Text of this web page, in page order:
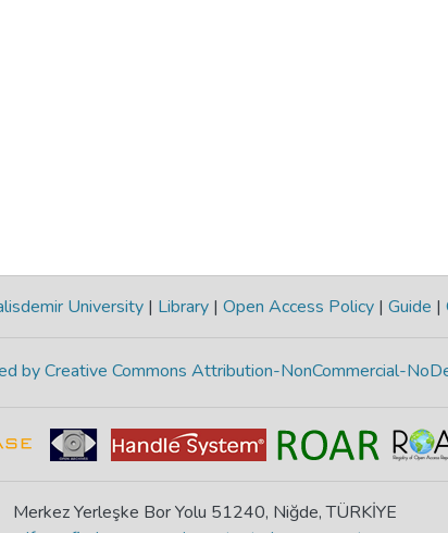
University | Library | Open Access Policy | Guide |
by Creative Commons Attribution-NonCommercial-
Merkez Yerleşke Bor Yolu 51240, Niğde, TÜRKİYE